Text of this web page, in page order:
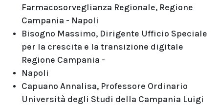
Farmacosorveglianza Regionale, Regione
Campania - Napoli
Bisogno Massimo, Dirigente Ufficio Speciale
per la crescita e la transizione digitale
Regione Campania -
Napoli
Capuano Annalisa, Professore Ordinario
Università degli Studi della Campania Luigi